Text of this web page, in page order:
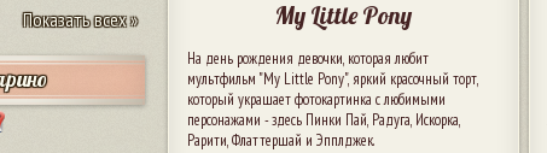
Показать всех »
My Little Pony
На день рождения девочки, которая любит
мультфильм "My Little Pony", яркий красочный торт,
который украшает фотокартинка с любимыми
персонажами - здесь Пинки Пай, Радуга, Искорка,
Рарити, Флаттершай и Эпплджек.